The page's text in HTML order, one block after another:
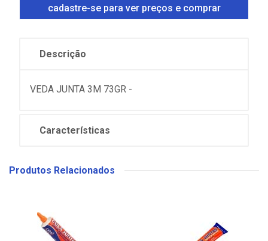
cadastre-se para ver preços e comprar
Descrição
VEDA JUNTA 3M 73GR -
Características
Produtos Relacionados